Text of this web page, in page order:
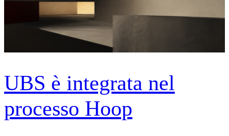
UBS è integrata nel
processo Hoop